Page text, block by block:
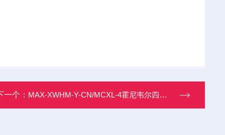
一个： MAX-XWHM-Y-CN/MCXL-4霍尼韦尔四合一气体检测仪Honeywell BW